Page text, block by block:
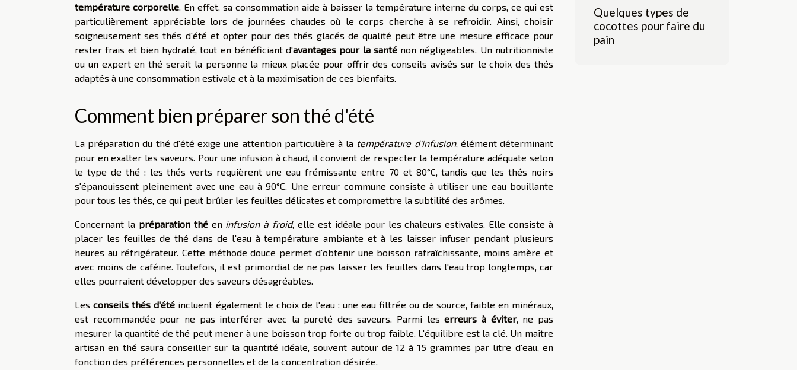
température corporelle . En effet, sa consommation aide à baisser la température interne du corps, ce qui est
particulièrement appréciable lors de journées chaudes où le corps cherche à se refroidir. Ainsi, choisir
soigneusement ses thés d'été et opter pour des thés glacés de qualité peut être une mesure efficace pour
rester frais et bien hydraté, tout en bénéficiant d'avantages pour la santénon négligeables. Un nutritionniste
ou un expert en thé serait la personne la mieux placée pour offrir des conseils avisés sur le choix des thés
adaptés à une consommation estivale et à la maximisation de ces bienfaits.
Comment bien préparer son thé d'été
La préparation du thé d'été exige une attention particulière à la température d'infusion, élément déterminant
pour en exalter les saveurs. Pour une infusion à chaud, il convient de respecter la température adéquate selon
le type de thé : les thés verts requièrent une eau frémissante entre 70 et 80°C, tandis que les thés noirs
s'épanouissent pleinement avec une eau à 90°C. Une erreur commune consiste à utiliser une eau bouillante
pour tous les thés, ce qui peut brûler les feuilles délicates et compromettre la subtilité des arômes.
Concernant la préparation théen infusion à froid, elle est idéale pour les chaleurs estivales. Elle consiste à
placer les feuilles de thé dans de l'eau à température ambiante et à les laisser infuser pendant plusieurs
heures au réfrigérateur. Cette méthode douce permet d'obtenir une boisson rafraîchissante, moins amère et
avec moins de caféine. Toutefois, il est primordial de ne pas laisser les feuilles dans l'eau trop longtemps, car
elles pourraient développer des saveurs désagréables.
Lesconseils thés d'été incluent également le choix de l'eau : une eau filtrée ou de source, faible en minéraux,
est recommandée pour ne pas interférer avec la pureté des saveurs. Parmi leserreurs à éviter, ne pas
mesurer la quantité de thé peut mener à une boisson trop forte ou trop faible. L'équilibre est la clé. Un maître
artisan en thé saura conseiller sur la quantité idéale, souvent autour de 12 à 15 grammes par litre d'eau, en
fonction des préférences personnelles et de la concentration désirée.
Quelques types de
cocottes pour faire du
pain